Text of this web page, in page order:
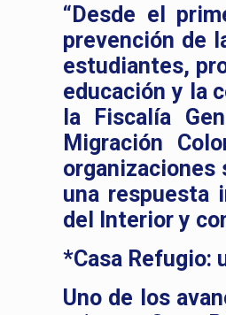
“Desde el
prevención de
estudiantes,
educación y la
la Fiscalía
Migración
organizaciones
una respuesta
del Interior y
*Casa Refugio:
Uno de los